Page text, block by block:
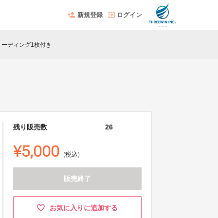
新規登録 ログイン
ディング1枚付き
残り販売数 26
¥5,000 (税込)
販売終了
お気に入りに追加する